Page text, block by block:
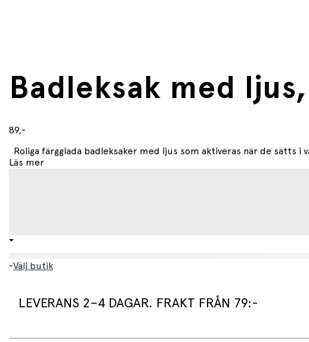
Badleksak med
89,-
Roliga färgglada badleksaker med ljus som aktiveras när de sätts i
Läs mer
-Välj butik
LEVERANS 2–4 DAGAR. FRAKT FRÅN 79:-